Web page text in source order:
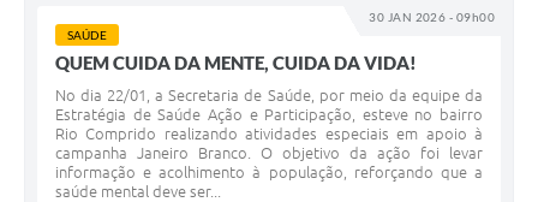
30 JAN 2026 - 09h00
SAÚDE
QUEM CUIDA DA MENTE, CUIDA DA VIDA!
No dia 22/01, a Secretaria de Saúde, por meio da equipe da
Estratégia de Saúde Ação e Participação, esteve no bairro
Rio Comprido realizando atividades especiais em apoio à
campanha Janeiro Branco. O objetivo da ação foi levar
informação e acolhimento à população, reforçando que a
saúde mental deve ser...